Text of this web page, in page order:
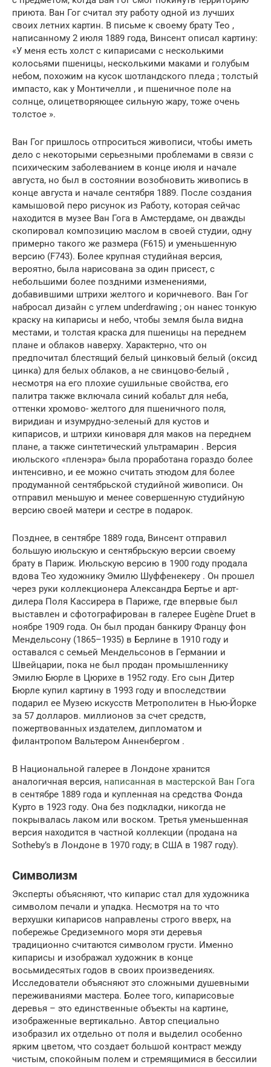
приюта. Ван Гог считал эту работу одной из лучших
своих летних картин. В письме к своему брату Тео ,
написанному 2 июля 1889 года, Винсент описал картину:
«У меня есть холст с кипарисами с несколькими
колосьями пшеницы, несколькими маками и голубым
небом, похожим на кусок шотландского пледа ; толстый
импасто, как у Монтичелли , и пшеничное поле на
солнце, олицетворяющее сильную жару, тоже очень
толстое ».
Ван Гог пришлось отпроситься живописи, чтобы иметь
дело с некоторыми серьезными проблемами в связи с
психическим заболеванием в конце июля и начале
августа, но был в состоянии возобновить живопись в
конце августа и начале сентября 1889. После создания
камышовой перо рисунок из Работу, которая сейчас
находится в музее Ван Гога в Амстердаме, он дважды
скопировал композицию маслом в своей студии, одну
примерно такого же размера (F615) и уменьшенную
версию (F743). Более крупная студийная версия,
вероятно, была нарисована за один присест, с
небольшими более поздними изменениями,
добавившими штрихи желтого и коричневого. Ван Гог
набросал дизайн с углем underdrawing ; он нанес тонкую
краску на кипарисы и небо, чтобы земля была видна
местами, и толстая краска для пшеницы на переднем
плане и облаков наверху. Характерно, что он
предпочитал блестящий белый цинковый белый (оксид
цинка) для белых облаков, а не свинцово-белый ,
несмотря на его плохие сушильные свойства, его
палитра также включала синий кобальт для неба,
оттенки хромово- желтого для пшеничного поля,
виридиан и изумрудно-зеленый для кустов и
кипарисов, и штрихи киноваря для маков на переднем
плане, а также синтетический ультрамарин . Версия
июльского «пленэра» была проработана гораздо более
интенсивно, и ее можно считать этюдом для более
продуманной сентябрьской студийной живописи. Он
отправил меньшую и менее совершенную студийную
версию своей матери и сестре в подарок.
Позднее, в сентябре 1889 года, Винсент отправил
большую июльскую и сентябрьскую версии своему
брату в Париж. Июльскую версию в 1900 году продала
вдова Тео художнику Эмилю Шуффенекеру . Он прошел
через руки коллекционера Александра Бертье и арт-
дилера Поля Кассирера в Париже, где впервые был
выставлен и сфотографирован в галерее Eugène Druet в
ноябре 1909 года. Он был продан банкиру Францу фон
Мендельсону (1865–1935) в Берлине в 1910 году и
оставался с семьей Мендельсонов в Германии и
Швейцарии, пока не был продан промышленнику
Эмилю Бюрле в Цюрихе в 1952 году. Его сын Дитер
Бюрле купил картину в 1993 году и впоследствии
подарил ее Музею искусств Метрополитен в Нью-Йорке
за 57 долларов. миллионов за счет средств,
пожертвованных издателем, дипломатом и
филантропом Вальтером Анненбергом .
В Национальной галерее в Лондоне хранится
аналогичная версия, написанная в мастерской Ван Гога
в сентябре 1889 года и купленная на средства Фонда
Курто в 1923 году. Она без подкладки, никогда не
покрывалась лаком или воском. Третья уменьшенная
версия находится в частной коллекции (продана на
Sotheby’s в Лондоне в 1970 году; в США в 1987 году).
Символизм
Эксперты объясняют, что кипарис стал для художника
символом печали и упадка. Несмотря на то что
верхушки кипарисов направлены строго вверх, на
побережье Средиземного моря эти деревья
традиционно считаются символом грусти. Именно
кипарисы и изображал художник в конце
восьмидесятых годов в своих произведениях.
Исследователи объясняют это сложными душевными
переживаниями мастера. Более того, кипарисовые
деревья – это единственные объекты на картине,
изображенные вертикально. Автор специально
изобразил их отдельно от поля и выделил особенно
ярким цветом, что создает большой контраст между
чистым, спокойным полем и стремящимися в бессилии